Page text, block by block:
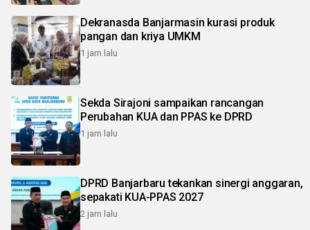
Dekranasda Banjarmasin kurasi produk
pangan dan kriya UMKM
1 jam lalu
Sekda Sirajoni sampaikan rancangan
Perubahan KUA dan PPAS ke DPRD
1 jam lalu
DPRD Banjarbaru tekankan sinergi anggaran,
sepakati KUA-PPAS 2027
2 jam lalu